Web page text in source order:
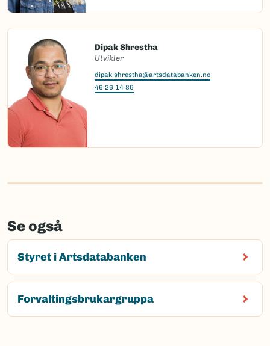
Dipak Shrestha
Utvikler
dipak.shrestha@artsdatabanken.no
46 26 14 86
Se også
Styret i Artsdatabanken
Forvaltingsbrukargruppa